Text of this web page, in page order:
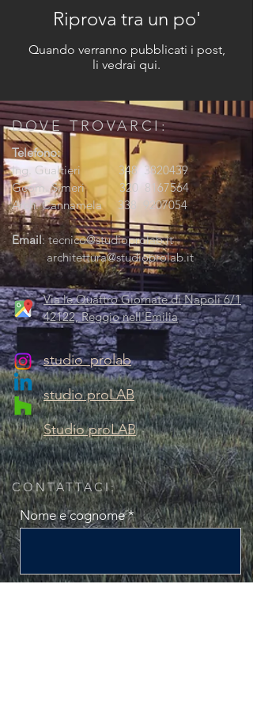
Riprova tra un po'
Quando verranno pubblicati i post,
li vedrai qui.
DOVE TROVARCI:
Telefono:
Ing. Gualtieri 348 3820439
Geom. Simeri 320 8167564
Arch. Cannamela 338
9207054
Email:tecnico@studioprolab.it
architettura@studioprolab.it
Via le Quattro Giornate di Napoli 6/1
42122, Reggio nell'Emilia
studio_prolab
studio proLAB
Studio proLAB
CONTATTACI:
Nome e cognome